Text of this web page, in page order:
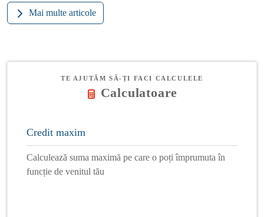
Mai multe articole
TE AJUTĂM SĂ-ȚI FACI CALCULELE
Calculatoare
Credit maxim
Calculează suma maximă pe care o poți împrumuta în
funcție de venitul tău